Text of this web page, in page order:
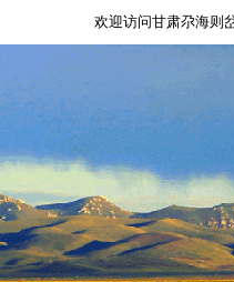
欢迎访问甘肃尕海则